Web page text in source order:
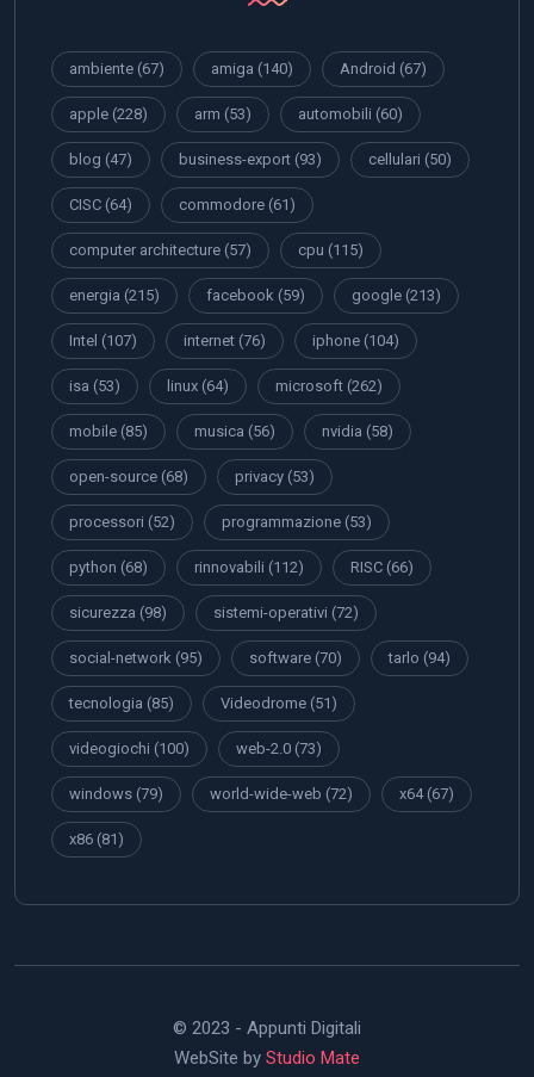
ambiente (67) amiga (140) Android (67)
apple (228) arm (53) automobili (60)
blog (47) business-export (93) cellulari (50)
CISC (64) commodore (61)
computer architecture (57) cpu (115)
energia (215) facebook (59) google (213)
Intel (107) internet (76) iphone (104)
isa (53) linux (64) microsoft (262)
mobile (85) musica (56) nvidia (58)
open-source (68) privacy (53)
processori (52) programmazione (53)
python (68) rinnovabili (112) RISC (66)
sicurezza (98) sistemi-operativi (72)
social-network (95) software (70) tarlo (94)
tecnologia (85) Videodrome (51)
videogiochi (100) web-2.0 (73)
windows (79) world-wide-web (72) x64(67)
x86 (81)
© 2023 - Appunti Digitali
WebSite by Studio Mate